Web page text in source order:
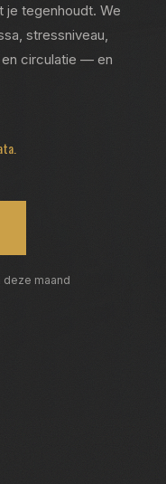
je tegenhoudt. We
stressniveau,
circulatie — en
deze maand